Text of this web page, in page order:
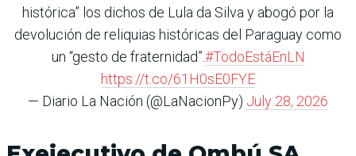
histórica” los dichos de Lula da Silva y abogó por la
devolución de reliquias históricas del Paraguay como
un “gesto de fraternidad”.#TodoEstáEnLN
https://t.co/61H0sE0FYE
— Diario La Nación (@LaNacionPy) July 28, 2026